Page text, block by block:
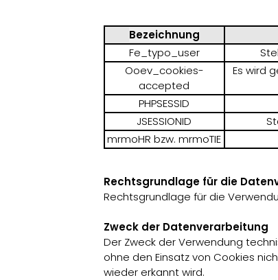
Bezeichnung
Fe_typo_user
Ooev_cookies-
accepted
Es wird
PHPSESSID
JSESSIONID
mrmoHR bzw. mrmoTIE
Rechtsgrundlage für die
Rechtsgrundlage für die
Zweck der Datenverarbeitung
Der Zweck der Verwendung
ohne den Einsatz von Cookies
wieder erkannt wird.